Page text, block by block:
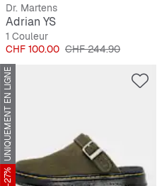
Dr. Martens
Adrian YS
1 Couleur
Prix
CHF 100.00 Prix original
CHF 244.90
UNIQUEMENT EN LIGNE
-27%